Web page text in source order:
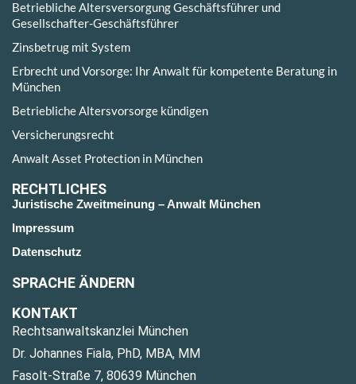
Betriebliche Altersversorgung Geschäftsführer und
Gesellschafter-Geschäftsführer
Zinsbetrug mit System
Erbrecht und Vorsorge: Ihr Anwalt für kompetente Beratung in
München
Betriebliche Altersvorsorge kündigen
Versicherungsrecht
Anwalt Asset Protection in München
RECHTLICHES
Juristische Zweitmeinung – Anwalt München
Impressum
Datenschutz
SPRACHE ÄNDERN
KONTAKT
Rechtsanwaltskanzlei München
Dr. Johannes Fiala, PhD, MBA, MM
Fasolt-Straße 7, 80639 München